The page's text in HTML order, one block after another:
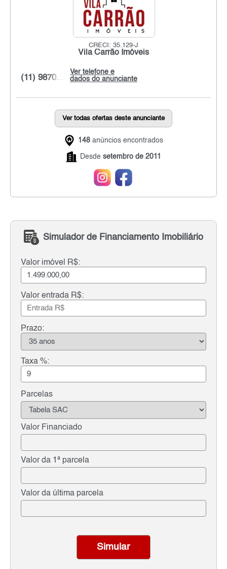
CRECI: 35.129-J
Vila Carrão Imóveis
Ver telefone e
dados do anunciante
(11) 9870...
Ver todas ofertas deste anunciante
148 anúncios encontrados
Desde setembro de 2011
Simulador de Financiamento Imobiliário
Valor imóvel R$:
Valor entrada R$:
Prazo:
Taxa %:
Parcelas
Valor Financiado
Valor da 1ª parcela
Valor da última parcela
Simular